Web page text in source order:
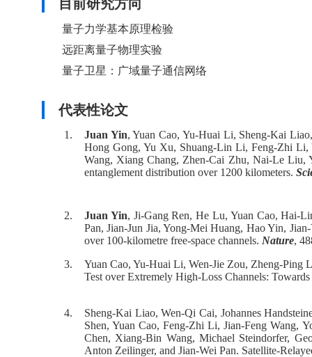
目前研究方向
量子力学基本原理检验
远距离量子物理实验
量子卫星：广域量子通信网络
代表性论文
1. Juan Yin, Yuan Cao, Yu-Huai Li, Sheng-Kai
Hong Gong, Yu Xu, Shuang-Lin Li, Feng-Zhi
Wang, Xiang Chang, Zhen-Cai Zhu, Nai-Le Liu,
entanglement distribution over 1200 kilometers.
2. Juan Yin, Ji-Gang Ren, He Lu, Yuan Cao, Hai-
Pan, Jian-Jun Jia, Yong-Mei Huang, Hao Yin,
over 100-kilometre free-space channels. Nature,
3.
Yuan Cao, Yu-Huai Li, Wen-Jie Zou, Zheng-Ping
Test over Extremely High-Loss Channels:
4.
Sheng-Kai Liao, Wen-Qi Cai, Johannes
Shen, Yuan Cao, Feng-Zhi Li, Jian-Feng
Chen, Xiang-Bin Wang, Michael Steindorfer,
Anton Zeilinger, and Jian-Wei Pan. Satellite-